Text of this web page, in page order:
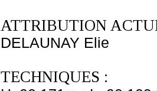
ATTRIBUTION
DELAUNAY Elie
TECHNIQUES :